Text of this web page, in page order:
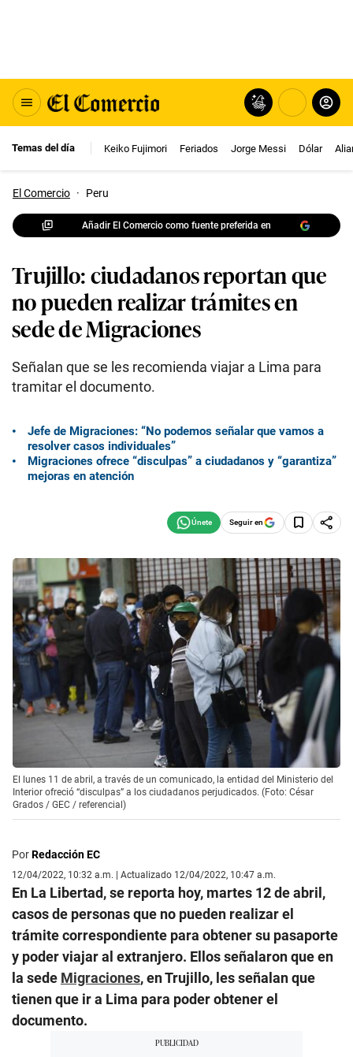
Temas del día Keiko Fujimori Feriados Jorge Messi Dólar
El Comercio · Peru
Añadir El Comercio como fuente preferida en
Trujillo: ciudadanos reportan que
no pueden realizar trámites en
sede de Migraciones
Señalan que se les recomienda viajar a Lima para
tramitar el documento.
Jefe de Migraciones: “No podemos señalar que vamos a
resolver casos individuales”
Migraciones ofrece “disculpas” a ciudadanos y “garantiza”
mejoras en atención
Seguir en
El lunes 11 de abril, a través de un comunicado, la entidad del Ministerio del
Interior ofreció “disculpas” a los ciudadanos perjudicados. (Foto: César
Grados / GEC / referencial)
PorRedacción EC
12/04/2022, 10:32 a.m. | Actualizado 12/04/2022, 10:47 a.m.
En La Libertad, se reporta hoy, martes 12 de abril,
casos de personas que no pueden realizar el
trámite correspondiente para obtener su pasaporte
y poder viajar al extranjero. Ellos señalaron que en
la sede Migraciones, en Trujillo, les señalan que
tienen que ir a Lima para poder obtener el
documento.